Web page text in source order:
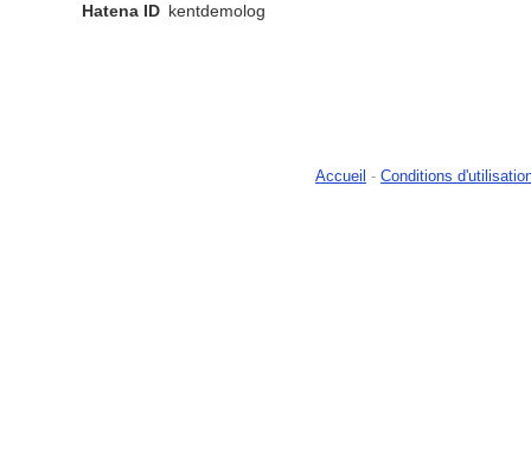
Hatena ID kentdemolog
Accueil - Conditions